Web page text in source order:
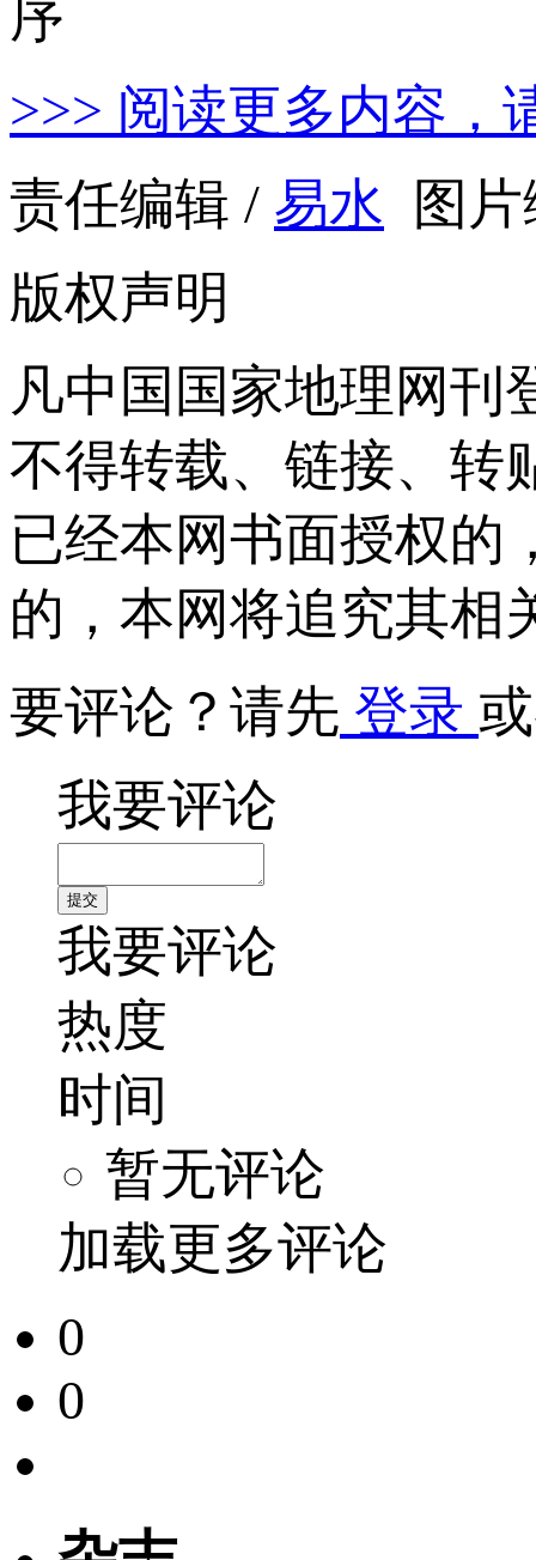
>>> 阅读更多内容，
责任编辑 / 易水 图
版权声明
凡中国国家地理网刊
不得转载、链接、转
已经本网书面授权的
的，本网将追究其相
要评论？请先 登录
我要评论
我要评论
热度
时间
暂无评论
加载更多评论
0
0